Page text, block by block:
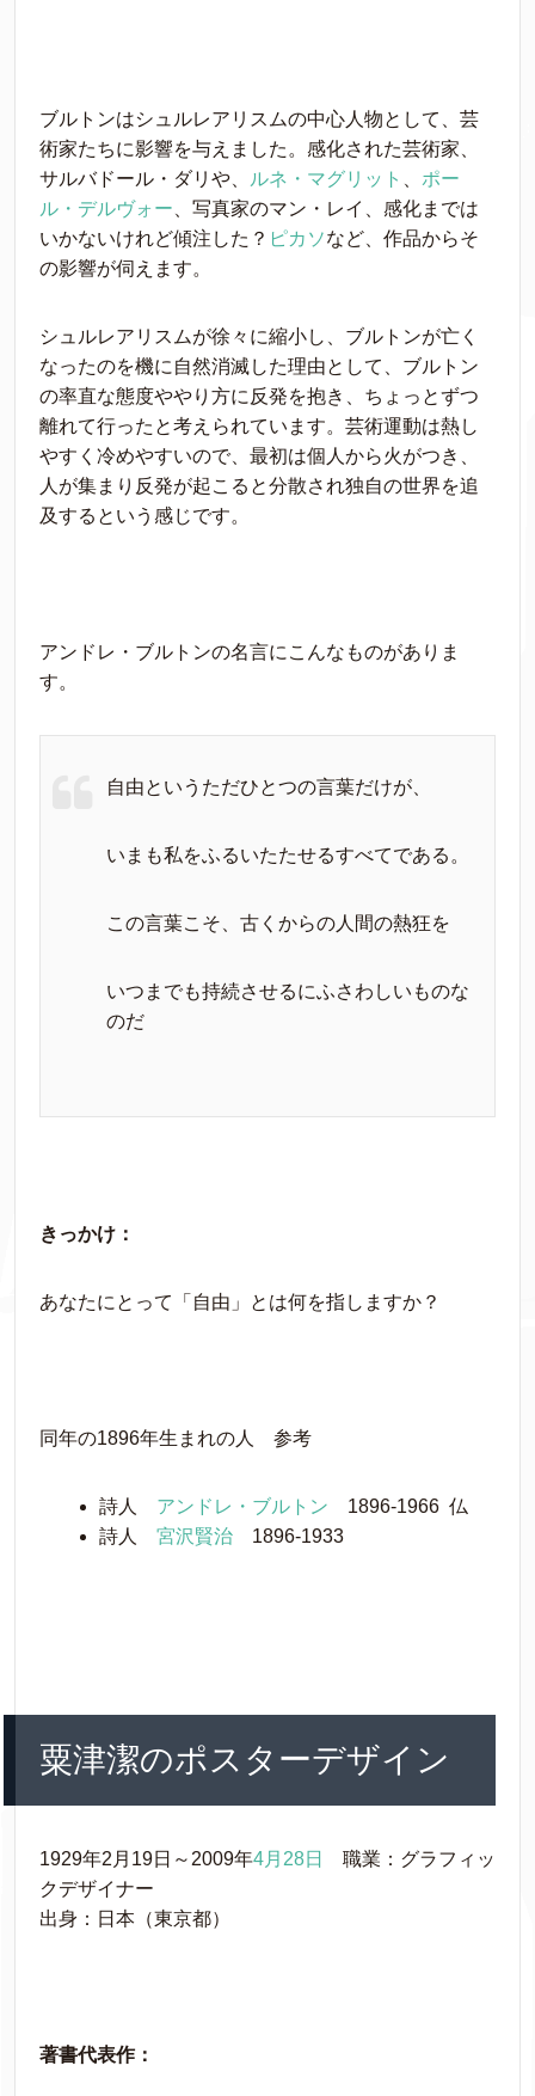
ブルトンはシュルレアリスムの中心人物として、芸
術家たちに影響を与えました。感化された芸術家、
サルバドール・ダリや、
ルネ・マグリット
ポー
ル・デルヴォー 、写真家のマン・レイ、感化までは
いかないけれど傾注した？ ピカソなど、作品からそ
の影響が伺えます。
シュルレアリスムが徐々に縮小し、ブルトンが亡く
なったのを機に自然消滅した理由として、ブルトン
の率直な態度ややり方に反発を抱き、ちょっとずつ
離れて行ったと考えられています。芸術運動は熱し
やすく冷めやすいので、最初は個人から火がつき、
人が集まり反発が起こると分散され独自の世界を追
及するという感じです。
アンドレ・ブルトンの名言にこんなものがありま
す。
自由というただひとつの言葉だけが、
いまも私をふるいたたせるすべてである。
この言葉こそ、古くからの人間の熱狂を
いつまでも持続させるにふさわしいものな
のだ
きっかけ：
あなたにとって「自由」とは何を指しますか？
同年の1896年生まれの人 参考
詩人 アンドレ・ブルトン 1896-1966 仏
詩人 宮沢賢治 1896-1933
粟津潔のポスターデザイン
1929年2月19日～2009年4月28日
職業：グラフィッ
クデザイナー
出身：日本（東京都）
著書代表作：